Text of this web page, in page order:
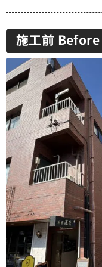
施工前 Before